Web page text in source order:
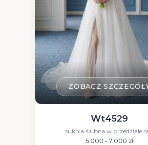
ZOBACZ
Wt4529
suknia ślubna w przedziale
5 000 - 7 000 zł